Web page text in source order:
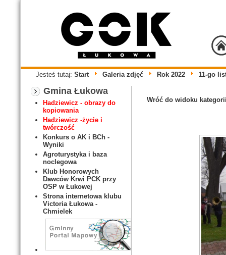
Jesteś tutaj: Start Galeria zdjęć Rok 2022 11-go
Gmina Łukowa
Hadziewicz - obrazy do
kopiowania
Hadziewicz -życie i
twórczość
Konkurs o AK i BCh -
Wyniki
Agroturystyka i baza
noclegowa
Klub Honorowych
Dawców Krwi PCK przy
OSP w Łukowej
Strona internetowa klubu
Victoria Łukowa -
Chmielek
Wróć do widoku